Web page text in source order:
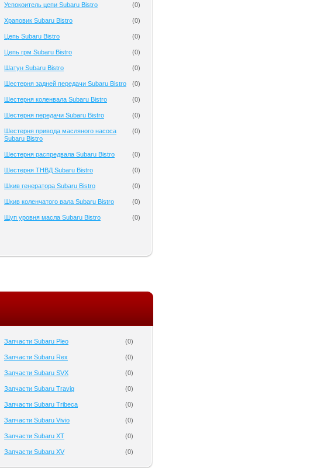
Успокоитель цепи Subaru Bistro (0)
Храповик Subaru Bistro (0)
Цепь Subaru Bistro (0)
Цепь грм Subaru Bistro (0)
Шатун Subaru Bistro (0)
Шестерня задней передачи Subaru Bistro (0)
Шестерня коленвала Subaru Bistro (0)
Шестерня передачи Subaru Bistro (0)
Шестерня привода масляного насоса
Subaru Bistro
(0)
Шестерня распредвала Subaru Bistro (0)
Шестерня ТНВД Subaru Bistro (0)
Шкив генератора Subaru Bistro (0)
Шкив коленчатого вала Subaru Bistro (0)
Щуп уровня масла Subaru Bistro (0)
Запчасти Subaru Pleo (0)
Запчасти Subaru Rex (0)
Запчасти Subaru SVX (0)
Запчасти Subaru Traviq (0)
Запчасти Subaru Tribeca (0)
Запчасти Subaru Vivio (0)
Запчасти Subaru XT (0)
Запчасти Subaru XV (0)